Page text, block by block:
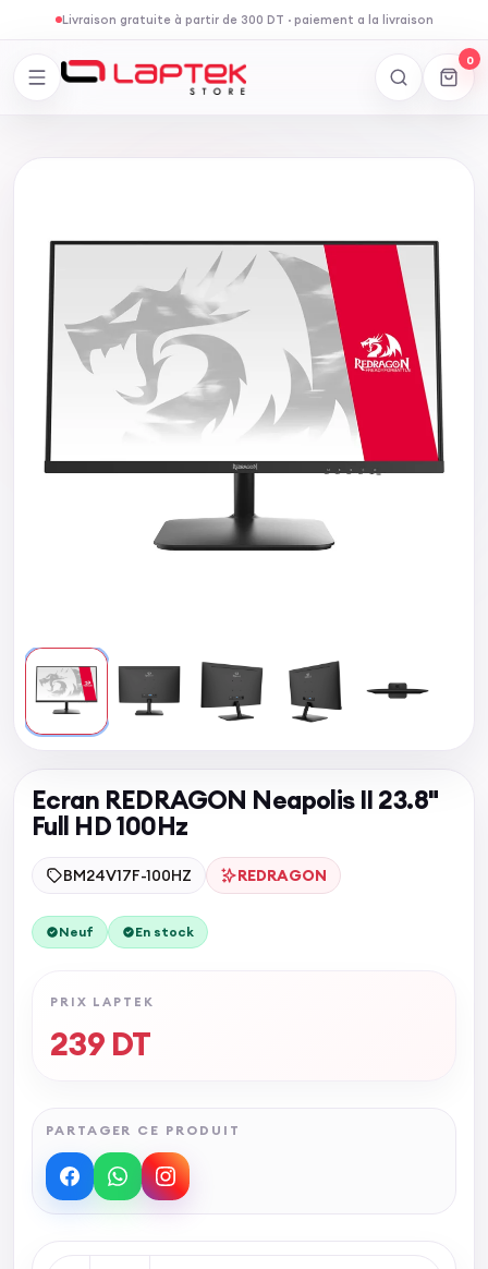
Livraison gratuite à partir de 300 DT ·paiement a la livraison
0
Ecran REDRAGON Neapolis II 23.8"
Full HD 100Hz
BM24V17F-100HZ REDRAGON
Neuf En stock
PRIX LAPTEK
239DT
PARTAGER CE PRODUIT